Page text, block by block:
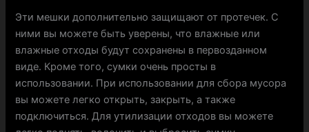
Эти мешки дополнительно защищают от протечек. С
ними вы можете быть уверены, что влажные или
влажные отходы будут сохранены в первозданном
виде. Кроме того, сумки очень просты в
использовании. При использовании для сбора мусора
вы можете легко открыть, закрыть, а также
подключиться. Для утилизации отходов вы можете